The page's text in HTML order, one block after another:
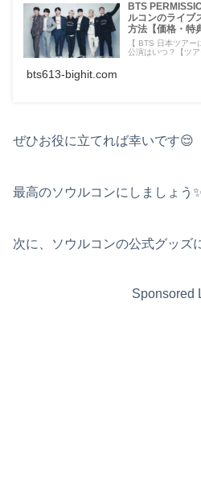
BTS
ルコンのライブ
方法【価格・特
【 BTS 日本ツア
公演はいつ？【ツア
bts613-bighit.com
ぜひお役に立てれば幸いです😌
最高のソウルコンにしましょう
次に、ソウルコンの公式グッズ
Sponsored